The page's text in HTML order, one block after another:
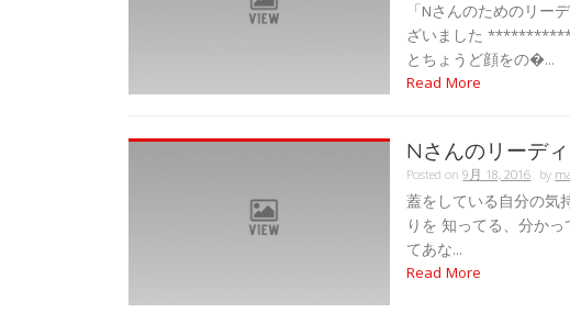
「Nさんのためのリー
ざいました
とちょうど顔をの�...
Read More
Nさんのリーデ
Posted on9月 18, 2016 by
蓋をしている自分の気
りを 知ってる、分か
てあな...
Read More